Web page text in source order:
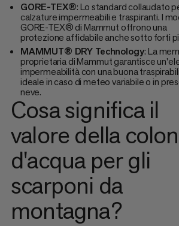
GORE-TEX®: Lo standard collaudato
calzature impermeabili e traspiranti. I
GORE-TEX® di Mammut offrono una
protezione affidabile anche sotto forti
MAMMUT® DRY Technology: La
proprietaria di Mammut garantisce
impermeabilità con una buona
ideale in caso di meteo variabile o in
neve.
Cosa significa il
valore della
d'acqua per gli
scarponi da
montagna?